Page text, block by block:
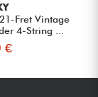
Fret Vintage
4-String ...
€